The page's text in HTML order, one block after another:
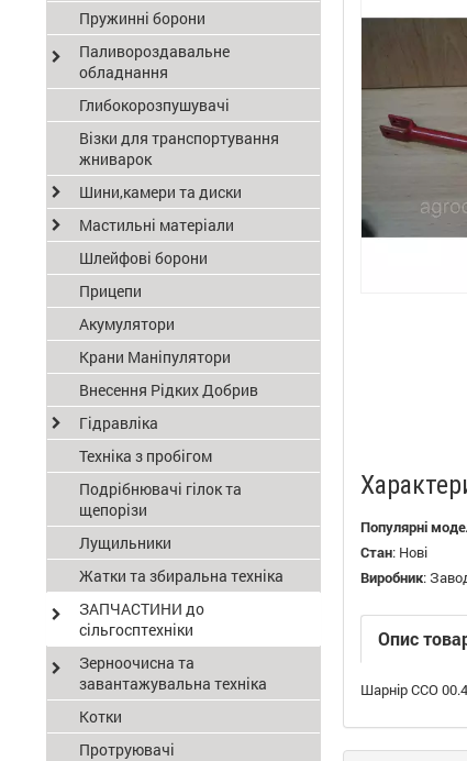
Популярні
Стан: Нові
Виробник:
Опис
Шарнір ССО
Пружинні борони
Паливороздавальне
обладнання
Глибокорозпушувачі
Візки для транспортування
жниварок
Шини,камери та диски
Мастильні матеріали
Шлейфові борони
Прицепи
Акумулятори
Крани Маніпулятори
Внесення Рідких Добрив
Гідравліка
Техніка з пробігом
Подрібнювачі гілок та
щепорізи
Лущильники
Жатки та збиральна техніка
ЗАПЧАСТИНИ до
сільгосптехніки
Зерноочисна та
завантажувальна техніка
Котки
Протруювачі